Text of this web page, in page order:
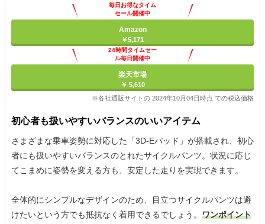
毎日お得なタイム
セール開催中
Amazon
￥5,171
24時間タイムセー
ル毎日開催中
楽天市場
￥ 5,610
※各社通販サイトの 2024年10月04日時点 での税込価格
初心者も扱いやすいバランスのいいアイテム
さまざまな乗車姿勢に対応した「3D-Eパッド」が搭載され、初心
者にも扱いやすいバランスのとれたサイクルパンツ。状況に応じ
てこまめに姿勢を変える方も、安定した走りを実現できます。
全体的にシンプルなデザインのため、目立つサイクルパンツは避
けたいという方でも抵抗なく着用できるでしょう。 ワンポイント